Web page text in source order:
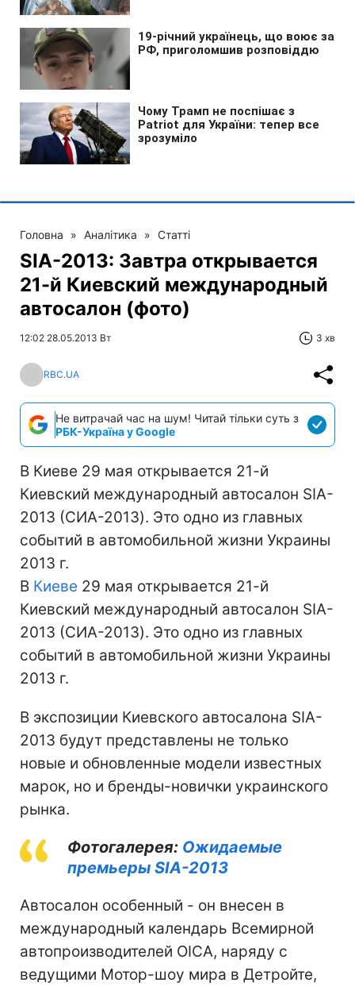
Головна » Аналітика » Статті
SIA-2013: Завтра открывается
21-й Киевский международный
автосалон (фото)
12:02 28.05.2013 Вт 3 хв
RBC.UA
Не витрачай час на шум! Читай тільки суть з
РБК-Україна у Google
В Киеве 29 мая открывается 21-й
Киевский международный автосалон SIA-
2013 (СИА-2013). Это одно из главных
событий в автомобильной жизни Украины
2013 г.
В Киеве 29 мая открывается 21-й
Киевский международный автосалон SIA-
2013 (СИА-2013). Это одно из главных
событий в автомобильной жизни Украины
2013 г.
В экспозиции Киевского автосалона SIA-
2013 будут представлены не только
новые и обновленные модели известных
марок, но и бренды-новички украинского
рынка.
Фотогалерея: Ожидаемые
премьеры SIA-2013
Автосалон особенный - он внесен в
международный календарь Всемирной
автопроизводителей OICA, наряду с
ведущими Мотор-шоу мира в Детройте,